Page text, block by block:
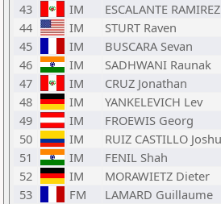
43
IM ESCALANTE
44
IM STURT Raven
45
IM BUSCARA Sevan
46
IM SADHWANI Raunak
47
IM CRUZ Jonathan
48
IM YANKELEVICH Lev
49
IM FROEWIS Georg
50
IM RUIZ CASTILLO
51
IM FENIL Shah
52
IM MORAWIETZ Dieter
53
FM LAMARD Guillaume